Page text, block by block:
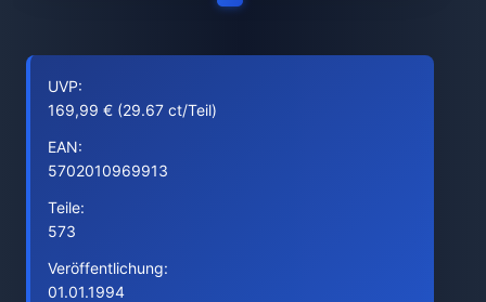
UVP:
169,99 € (29.67 ct/Teil)
EAN:
5702010969913
Teile:
573
Veröffentlichung:
01.01.1994